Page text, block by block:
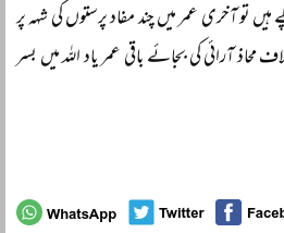
تو آخری عمر میں چند مفاد پرستوں کی شہہ پر
آرائی کی بجائے باقی عمر یاد اللہ میں بسر